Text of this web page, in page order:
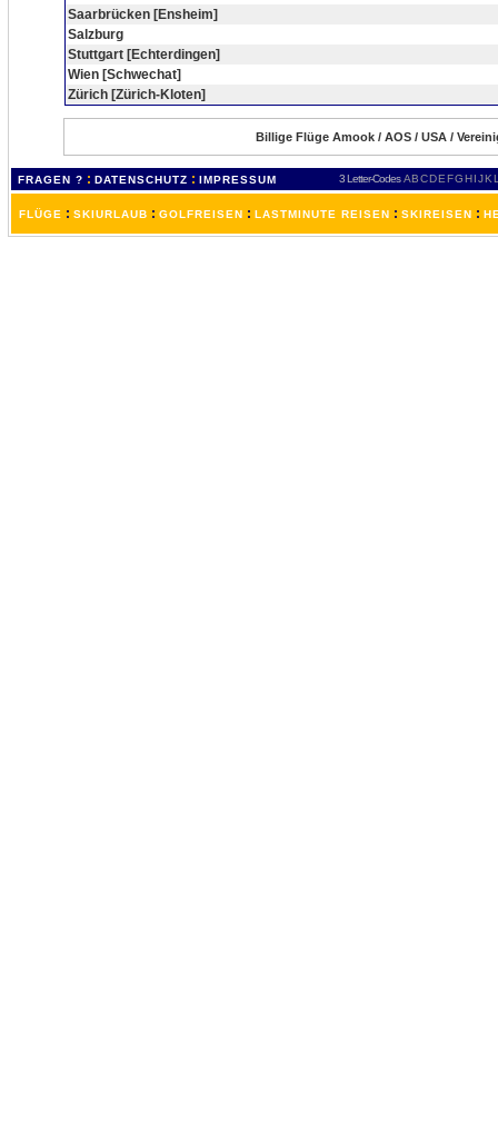
Saarbrücken [Ensheim]
Salzburg
Stuttgart [Echterdingen]
Wien [Schwechat]
Zürich [Zürich-Kloten]
Billige Flüge Amook / AOS / USA /
FRAGEN ? : DATENSCHUTZ : IMPRESSUM 3 Letter-Codes ABCDEFGH IJKL
FLÜGE : SKIURLAUB : GOLFREISEN : LASTMINUTE REISEN : SKIREISEN :